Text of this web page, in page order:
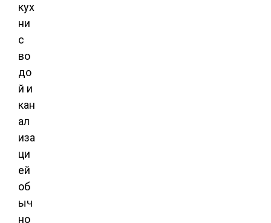
кух
ни
с
во
до
й и
кан
ал
иза
ци
ей
об
ыч
но